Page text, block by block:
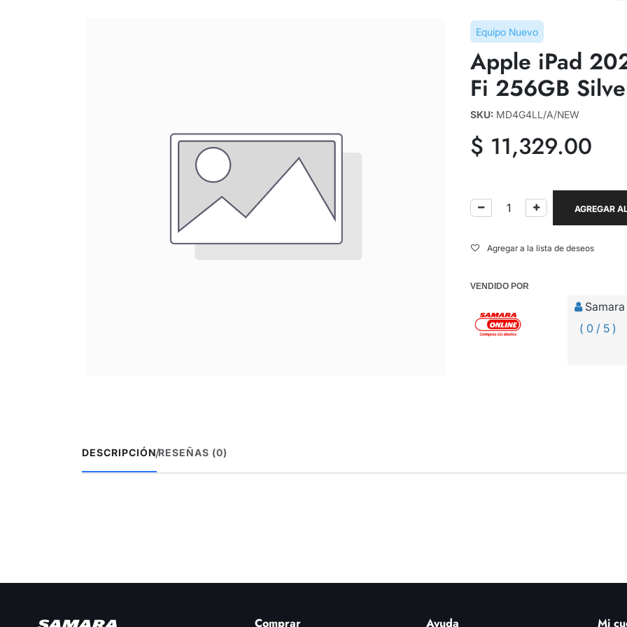
Equipo Nuevo
Apple iPad
Fi 256GB
SKU: MD4G4LL/A/NEW
$ 11,329.00
AGREGAR
Agregar a la lista de deseos
VENDIDO POR
( 0 / 5 )
DESCRIPCIÓN/RESEÑAS (0)
Comprar Ayuda Mi